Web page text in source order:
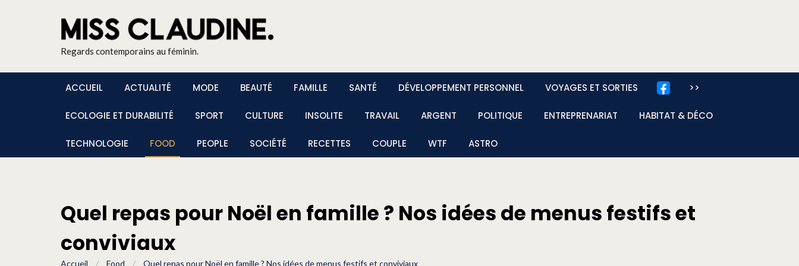
Regards contemporains au féminin.
ACCUEIL ACTUALITÉ MODE BEAUTÉ FAMILLE SANTÉ DÉVELOPPEMENT PERSONNEL VOYAGES ET SORTIES >>
ECOLOGIE ET DURABILITÉ SPORT CULTURE INSOLITE TRAVAIL ARGENT POLITIQUE ENTREPRENARIAT HABITAT & DÉCO
TECHNOLOGIE FOOD PEOPLE SOCIÉTÉ RECETTES COUPLE WTF ASTRO
Quel repas pour Noël en famille ? Nos idées de menus festifs et
conviviaux
Accueil / Food / Quel repas pour Noël en famille ? Nos idées de menus festifs et conviviaux